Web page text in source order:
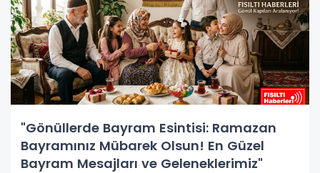
"Gönüllerde Bayram Esintisi: Ramazan
Bayramınız Mübarek Olsun! En Güzel
Bayram Mesajları ve Geleneklerimiz"